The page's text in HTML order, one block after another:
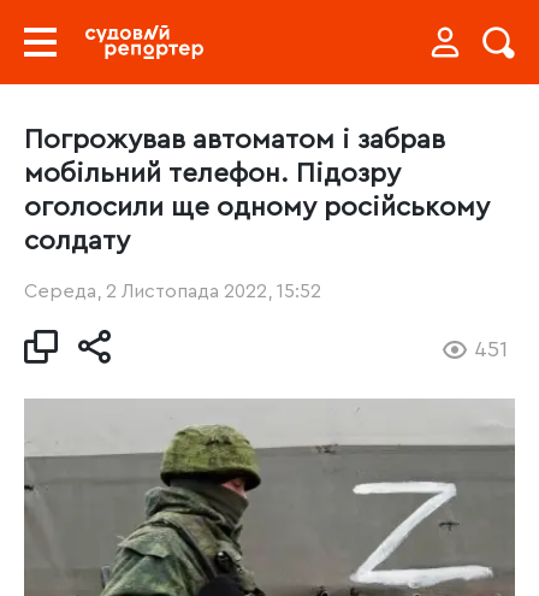
Погрожував автоматом і забрав
мобільний телефон. Підозру
оголосили ще одному російському
солдату
Середа, 2 Листопада 2022, 15:52
451